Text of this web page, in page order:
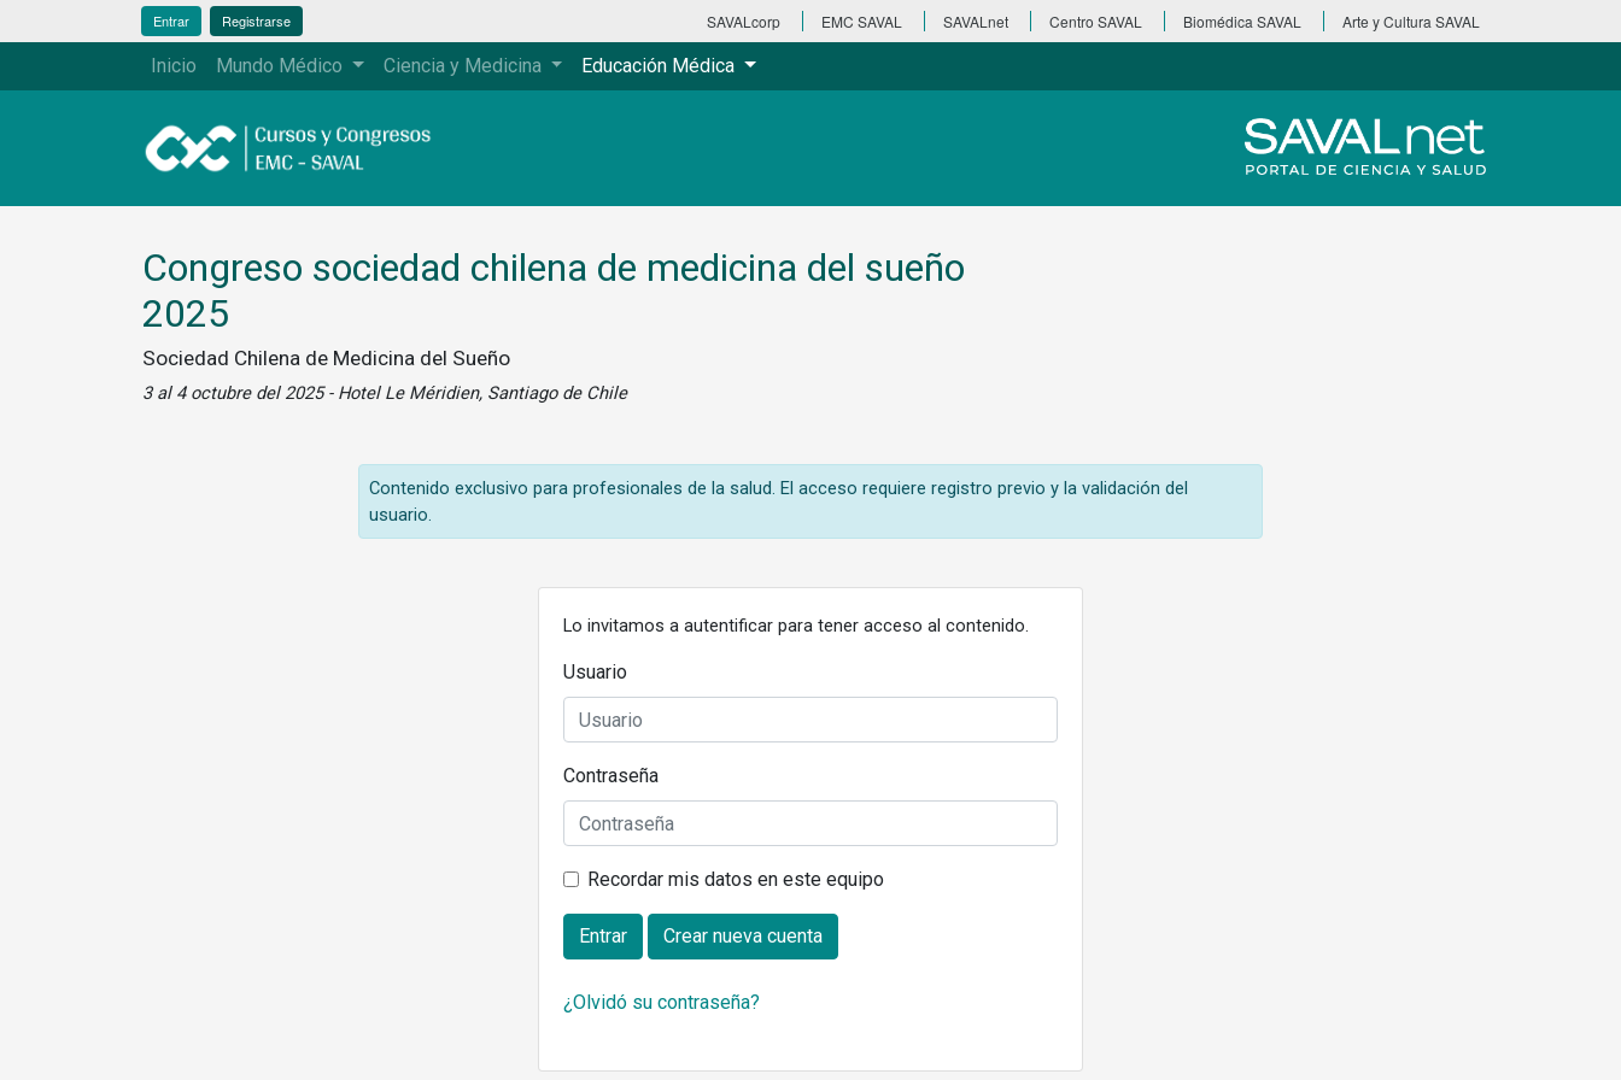
Entrar Registrarse SAVALcorp EMC SAVAL SAVALnet Centro SAVAL Biomédica SAVAL Arte y Cultura SAVAL
Inicio Mundo Médico Ciencia y Medicina Educación Médica
Congreso sociedad chilena de medicina del sueño
2025
Sociedad Chilena de Medicina del Sueño
3 al 4 octubre del 2025 - Hotel Le Méridien, Santiago de Chile
Contenido exclusivo para profesionales de la salud. El acceso requiere registro previo y la validación del
usuario.
Lo invitamos a autentificar para tener acceso al contenido.
Usuario
Contraseña
Recordar mis datos en este equipo
Entrar Crear nueva cuenta
¿Olvidó su contraseña?